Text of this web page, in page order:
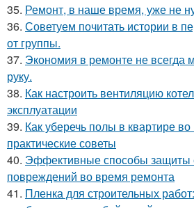
35. Ремонт, в наше время, уже не
36. Советуем почитать истории в
от группы.
37. Экономия в ремонте не всегда
руку.
38. Как настроить вентиляцию
эксплуатации
39. Как уберечь полы в квартире
практические советы
40. Эффективные способы защиты
повреждений во время ремонта
41. Пленка для строительных